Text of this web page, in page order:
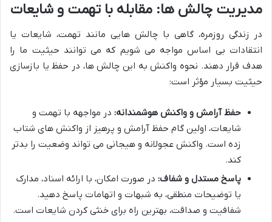
مدیریت چالش ها: مقابله با تهمت و شایعات
در زندگی روزمره، گاهی با چالش هایی مانند تهمت، شایعات یا
انتقادات بی اساس مواجه می شویم که می توانند حیثیت ما را
هدف قرار دهند. نحوه واکنش به این چالش ها، در حفظ یا بازسازی
حیثیت بسیار مؤثر است:
حفظ آرامش و واکنش هوشمندانه: در مواجهه با تهمت و
شایعات، اولین گام حفظ آرامش و پرهیز از واکنش های شتاب
زده است. واکنش عجولانه و هیجانی می تواند وضعیت را بدتر
کند.
پاسخ مستدل و شفاف: در صورت امکان، با ارائه اسناد، مدارک
یا توضیحات منطقی، به شبهات و اتهامات پاسخ دهید.
شفافیت و صداقت، بهترین راه برای خنثی کردن شایعات است.